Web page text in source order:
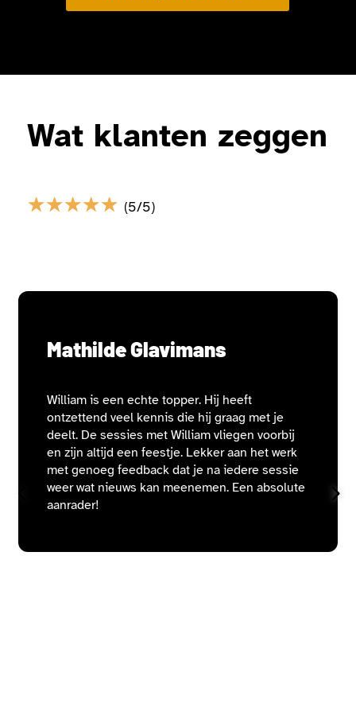
Wat klanten zeggen
☆☆☆☆☆ (5/5)
Mathilde Glavimans
William is een echte topper. Hij heeft
ontzettend veel kennis die hij graag met je
deelt. De sessies met William vliegen voorbij
en zijn altijd een feestje. Lekker aan het werk
met genoeg feedback dat je na iedere sessie
weer wat nieuws kan meenemen. Een absolute
aanrader!